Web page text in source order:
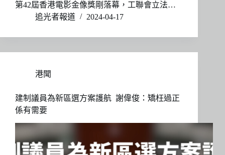
第42屆香港電影金像獎剛落幕，工聯會立法…
追光者報道
2024-04-17
港聞
建制議員為新區選方案護航 謝偉俊：矯枉過正
係有需要